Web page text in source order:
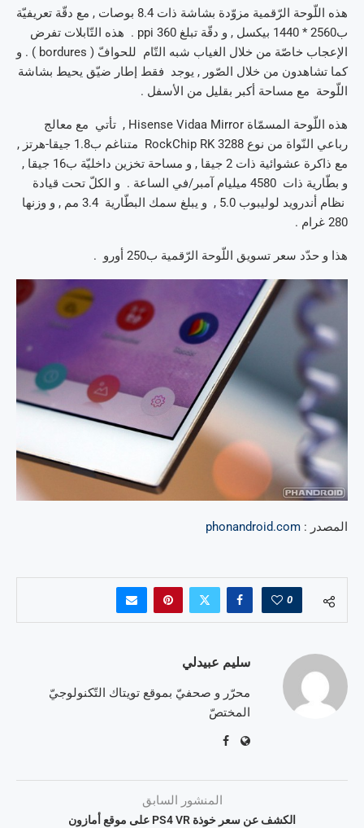
هذه اللّوحة الرّقمية مزوّدة بشاشة ذات 8.4 بوصات , مع دقّة تعريفيّة
ب2560 * 1440 بيكسل , و دقّة تبلغ 360 ppi . هذه التّابلات تفرض
الإعجاب خاصّة من خلال الغياب شبه التّام للحوافّ ( bordures ) . و
كما تشاهدون من خلال الصّور , يوجد فقط إطار ضيّق يحيط بشاشة
اللّوحة مع مساحة أكبر بقليل من الأسفل .
هذه اللّوحة المسمّاة Hisense Vidaa Mirror , تأتي مع معالج
رباعي النّواة من نوع RockChip RK 3288 متناغم ب1.8 جيقا-هرتز ,
مع ذاكرة عشوائية ذات 2 جيقا , و مساحة تخزين داخليّة ب16 جيقا ,
و بطّارية ذات 4580 ميليام آمبر/في الساعة . و الكلّ تحت قيادة
نظام أندرويد لوليبوب 5.0 , و يبلغ سمك البطّارية 3.4 مم , و وزنها
280 غرام .
هذا و حدّد سعر تسويق اللّوحة الرّقمية ب250 أورو .
المصدر : phonandroid.com
0
سليم عبيدلي
محرّر و صحفيّ بموقع تويتاك التّكنولوجيّ
المختصّ
المنشور السابق
الكشف عن سعر خوذة PS4 VR على موقع أمازون